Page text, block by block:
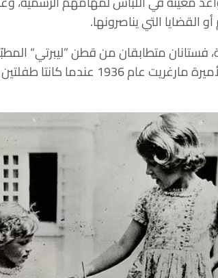
القضايا التي يناصرونها.
متطابقان من قطن ”ليبرتي“ المطبّع
الثانية وشقيقتها الصغرى الأميرة